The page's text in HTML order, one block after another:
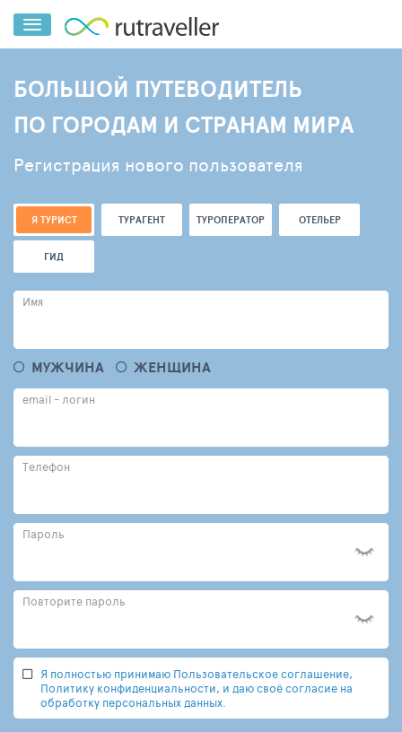
БОЛЬШОЙ ПУТЕВОДИТЕЛЬ
ПО ГОРОДАМ И СТРАНАМ МИРА
Регистрация нового пользователя
Я ТУРИСТ ТУРАГЕНТ ТУРОПЕРАТОР ОТЕЛЬЕР
ГИД
Имя
МУЖЧИНА ЖЕНЩИНА
email - логин
Телефон
Пароль
Повторите пароль
Я полностью принимаю Пользовательское соглашение,
Политику конфиденциальности, и даю своё согласие на
обработку персональных данных.